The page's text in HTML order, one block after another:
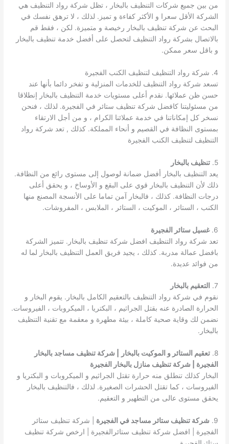
من بين جميع شركات التنظيف بالبخار ، تظل شركة رواد التنظيف هي
الشركة الأقل سعرا و الأكثر كفاءة و تميز. لذلك ، لا ترهق نفسك في
البحث عن شركة تنظيف بالبخار رخيصة و متميزة. لكن ، فقط قم
بالاتصال بشركة رواد التنظيف لتحصل على أفضل خدمة تنظيف بالبخار
و باقل سعر ممكن.
4. شركة رواد التنظيف لتنظيف الكنب الفجيرة
تسعد شركة رواد التنظيف للخدمات المنزلية و تفخر دائما بأنها عند
حسن ظن عملائها. نقدم أعلى مستويات خدمة التنظيف بالبخار إنطلاقا
من مسئوليتنا كافضل شركة تنظيف ستائر في الفجيرة. لذلك ، فنحن
نسخر كل إمكاناتنا في خدمة عملائنا الكرام ، و من أجل الارتقاء
بمستوى النظافة في القصيم و أنحاء المملكة. كذلك , تعد شركة رواد
التنظيف لتنظيف الكنب الفجيرة
5. تنظيف بالبخار
يعد التنظيف بالبخار أفضل ضمانة لوصول إلى مستوى رائع من النظافة.
ذلك لأن التنظيف بالبخار قوي على البقع و الأوساخ ، و يحقق أعلى
درجات النظافة. كذلك ، فالبخار آمن تماما على الأنسجة المصنع منها
الكنب ، الستائر ، الموكيت ، الستائر ، الملابس ، المفروشات.
6. غسيل ستائر الفجيرة
تعد شركة رواد التنظيف افضل شركة تنظيف بالبخار. تتميز الشركة
بافضل عمالة مدربة. كذلك ، يجيد فريق العمل التنظيف بالبخار لما له
من فوائد عديدة.
7.
التعقيم بالبخار
نقوم في شركة رواد التنظيف بالتعقيم الكامل بالبخار. يقوم البخار و
الحرارة الصادرة عنه بقتل الجراثيم ، البكتريا ، الميكروبات ، الفيروسات.
نضمن لك وقاية صحية كاملة ، بيئة مطهرة و معقمة مع تقنية التنظيف
بالبخار.
8. تعقيم الستائر و الموكيت بالبخار
| شركة تنظيف مساجد بالبخار
الفجيرة | شركة تنظيف منازل بالبخار الفجيرة
البخار كذلك تنطلق منه حرارة تقتل الجراثيم و الميكروبات و البكتريا و
الفيروسات ، كما تقتل الحشرات الصغيرة. لذلك ، فالتنظيف بالبخار
يحقق مستوى عالى من التطهير و التعقيم.
9. شركة تنظيف ستائر مساجد في الفجيرة | شركة تنظيف ستائر
الفجيرة | افضل شركة تنظيف ستائرالفجيرة | ارخص شركة تنظيف